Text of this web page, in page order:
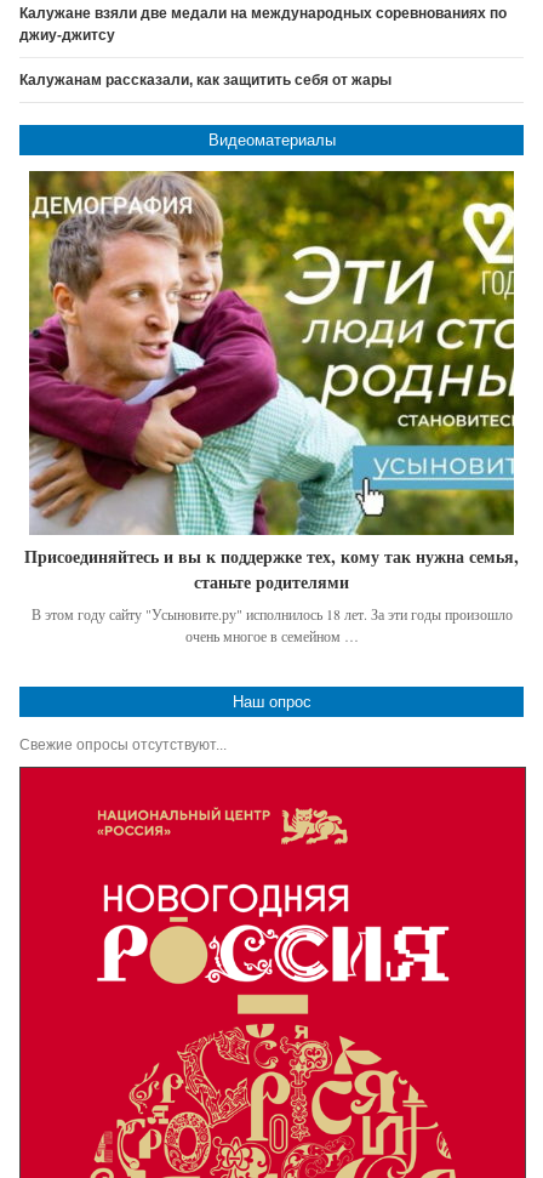
Калужане взяли две медали на международных соревнованиях по
джиу-джитсу
Калужанам рассказали, как защитить себя от жары
Видеоматериалы
Присоединяйтесь и вы к поддержке тех, кому так нужна семья,
станьте родителями
В этом году сайту "Усыновите.ру" исполнилось 18 лет. За эти годы произошло
очень многое в семейном …
Наш опрос
Свежие опросы отсутствуют...